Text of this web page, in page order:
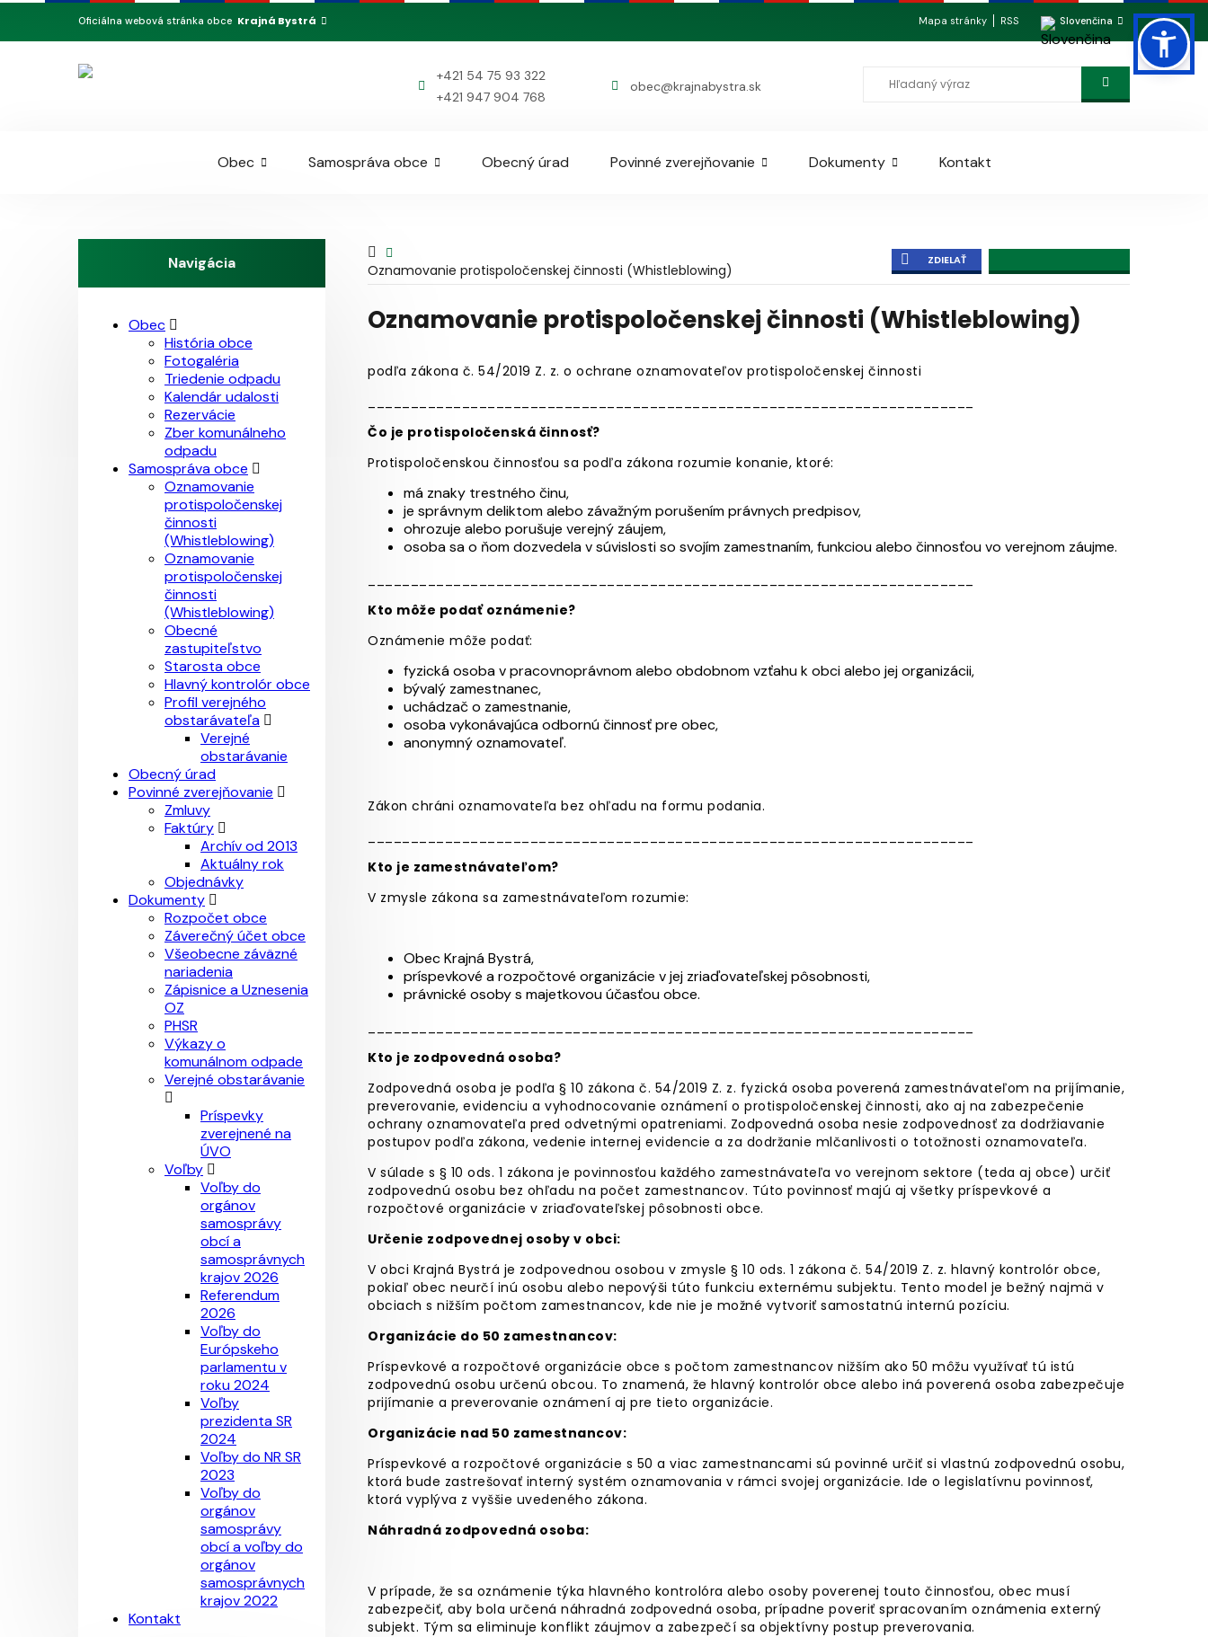
Oficiálna webová stránka obce Krajná Bystrá Mapa stránky RSS Slovenčina
+421 54 75 93 322
+421 947 904 768
obec@krajnabystra.sk
Obec Samospráva obce Obecný úrad Povinné zverejňovanie Dokumenty Kontakt
Oznamovanie protispoločenskej činnosti (Whistleblowing)
ZDIELAŤ
Oznamovanie protispoločenskej činnosti (Whistleblowing)
podľa zákona č. 54/2019 Z. z. o ochrane oznamovateľov protispoločenskej činnosti
Čo je protispoločenská činnosť?
Protispoločenskou činnosťou sa podľa zákona rozumie konanie, ktoré:
má znaky trestného činu,
je správnym deliktom alebo závažným porušením právnych predpisov,
ohrozuje alebo porušuje verejný záujem,
osoba sa o ňom dozvedela v súvislosti so svojím zamestnaním, funkciou alebo činnosťou vo verejnom záujme.
Kto môže podať oznámenie?
Oznámenie môže podať:
fyzická osoba v pracovnoprávnom alebo obdobnom vzťahu k obci alebo jej organizácii,
bývalý zamestnanec,
uchádzač o zamestnanie,
osoba vykonávajúca odbornú činnosť pre obec,
anonymný oznamovateľ.
Zákon chráni oznamovateľa bez ohľadu na formu podania.
Kto je zamestnávateľom?
V zmysle zákona sa zamestnávateľom rozumie:
ObecKrajná Bystrá,
príspevkové a rozpočtové organizácie v jej zriaďovateľskej pôsobnosti,
právnické osoby s majetkovou účasťou obce.
Kto je zodpovedná osoba?
Zodpovedná osoba je podľa § 10 zákona č. 54/2019 Z. z. fyzická osoba poverená zamestnávateľom na prijímanie,
preverovanie, evidenciu a vyhodnocovanie oznámení o protispoločenskej činnosti, ako aj na zabezpečenie
ochrany oznamovateľa pred odvetnými opatreniami. Zodpovedná osoba nesie zodpovednosť za dodržiavanie
postupov podľa zákona, vedenie internej evidencie a za dodržanie mlčanlivosti o totožnosti oznamovateľa.
V súlade s § 10 ods. 1 zákona je povinnosťou každého zamestnávateľa vo verejnom sektore (teda aj obce) určiť
zodpovednú osobu bez ohľadu na počet zamestnancov. Túto povinnosť majú aj všetky príspevkové a
rozpočtové organizácie v zriaďovateľskej pôsobnosti obce.
Určenie zodpovednej osoby v obci:
V obci Krajná Bystrá je zodpovednou osobou v zmysle § 10 ods. 1 zákona č. 54/2019 Z. z. hlavný kontrolór obce,
pokiaľ obec neurčí inú osobu alebo nepovýši túto funkciu externému subjektu. Tento model je bežný najmä v
obciach s nižším počtom zamestnancov, kde nie je možné vytvoriť samostatnú internú pozíciu.
Organizácie do 50 zamestnancov:
Príspevkové a rozpočtové organizácie obce s počtom zamestnancov nižším ako 50 môžu využívať tú istú
zodpovednú osobu určenú obcou. To znamená, že hlavný kontrolór obce alebo iná poverená osoba zabezpečuje
prijímanie a preverovanie oznámení aj pre tieto organizácie.
Organizácie nad 50 zamestnancov:
Príspevkové a rozpočtové organizácie s 50 a viac zamestnancami sú povinné určiť si vlastnú zodpovednú osobu,
ktorá bude zastrešovať interný systém oznamovania v rámci svojej organizácie. Ide o legislatívnu povinnosť,
ktorá vyplýva z vyššie uvedeného zákona.
Náhradná zodpovedná osoba:
V prípade, že sa oznámenie týka hlavného kontrolóra alebo osoby poverenej touto činnosťou, obec musí
zabezpečiť, aby bola určená náhradná zodpovedná osoba, prípadne poveriť spracovaním oznámenia externý
subjekt. Tým sa eliminuje konflikt záujmov a zabezpečí sa objektívny postup preverovania.
Navigácia
Obec
História obce
Fotogaléria
Triedenie odpadu
Kalendár udalosti
Rezervácie
Zber komunálneho
odpadu
Samospráva obce
Oznamovanie
protispoločenskej
činnosti
(Whistleblowing)
Oznamovanie
protispoločenskej
činnosti
(Whistleblowing)
Obecné
zastupiteľstvo
Starosta obce
Hlavný kontrolór obce
Profil verejného
obstarávateľa
Verejné
obstarávanie
Obecný úrad
Povinné zverejňovanie
Zmluvy
Faktúry
Archív od 2013
Aktuálny rok
Objednávky
Dokumenty
Rozpočet obce
Záverečný účet obce
Všeobecne záväzné
nariadenia
Zápisnice a Uznesenia
OZ
PHSR
Výkazy o
komunálnom odpade
Verejné obstarávanie
Príspevky
zverejnené na
ÚVO
Voľby
Voľby do
orgánov
samosprávy
obcí a
samosprávnych
krajov 2026
Referendum
2026
Voľby do
Európskeho
parlamentu v
roku 2024
Voľby
prezidenta SR
2024
Voľby do NR SR
2023
Voľby do
orgánov
samosprávy
obcí a voľby do
orgánov
samosprávnych
krajov 2022
Kontakt